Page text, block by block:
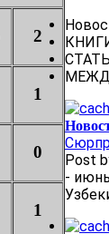
2
1
0
1
Post
-